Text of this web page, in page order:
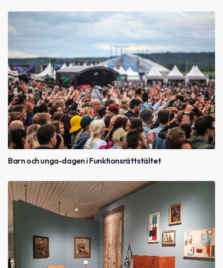
Barn och unga-dagen i Funktionsrättstältet